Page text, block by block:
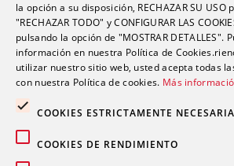
Ardor, hinchazón o dolor
del sistema Digestivo que no
inofensivos
Comentarios recientes
la opción a su disposición, RECHAZAR SU USO
"RECHAZAR TODO" y CONFIGURAR LAS
pulsando la opción de "MOSTRAR DETALLES".
información en nuestra Política de
utilizar nuestro sitio web, usted acepta todas
con nuestra Política de cookies. Más
COOKIES ESTRICTAMENTE
COOKIES DE RENDIMIENTO